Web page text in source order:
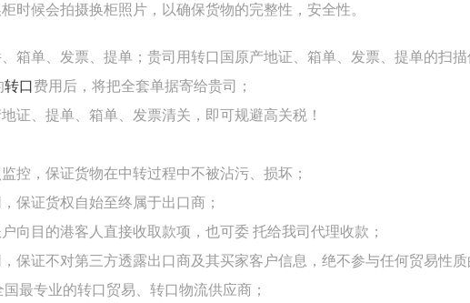
时候会拍摄换柜照片，以确保货物的完整性，安全性。
箱单、发票、提单；贵司用转口国原产地证、箱单、发票、提单的扫
转口费用后，将把全套单据寄给贵司；
地证、提单、箱单、发票清关，即可规避高关税！
控，保证货物在中转过程中不被沾污、损坏；
保证货权自始至终属于出口商；
向目的港客人直接收取款项，也可委 托给我司代理收款；
保证不对第三方透露出口商及其买家客户信息，绝不参与任何贸易性
最专业的转口贸易、转口物流供应商；